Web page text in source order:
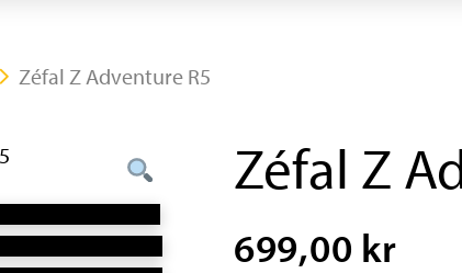
Zéfal Z Adventure R5
Zéfal Z
699,00 kr